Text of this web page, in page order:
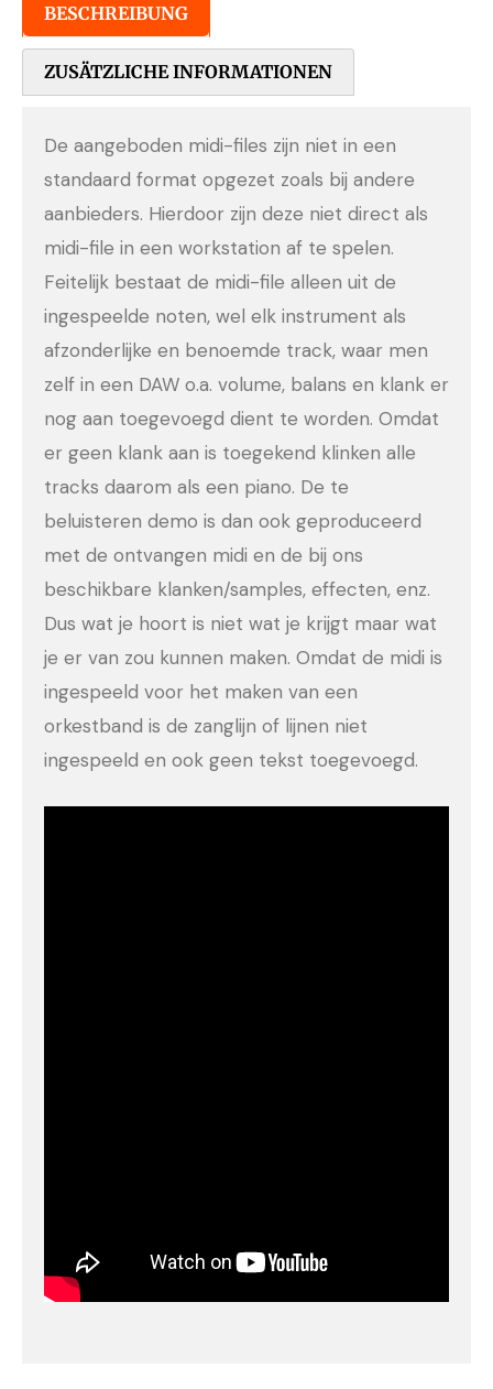
BESCHREIBUNG
ZUSÄTZLICHE INFORMATIONEN
De aangeboden midi-files zijn niet in een
standaard format opgezet zoals bij andere
aanbieders. Hierdoor zijn deze niet direct als
midi-file in een workstation af te spelen.
Feitelijk bestaat de midi-file alleen uit de
ingespeelde noten, wel elk instrument als
afzonderlijke en benoemde track, waar men
zelf in een DAW o.a. volume, balans en klank er
nog aan toegevoegd dient te worden. Omdat
er geen klank aan is toegekend klinken alle
tracks daarom als een piano. De te
beluisteren demo is dan ook geproduceerd
met de ontvangen midi en de bij ons
beschikbare klanken/samples, effecten, enz.
Dus wat je hoort is niet wat je krijgt maar wat
je er van zou kunnen maken. Omdat de midi is
ingespeeld voor het maken van een
orkestband is de zanglijn of lijnen niet
ingespeeld en ook geen tekst toegevoegd.